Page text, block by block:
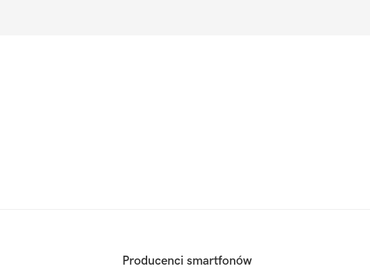
Producenci smartfonów